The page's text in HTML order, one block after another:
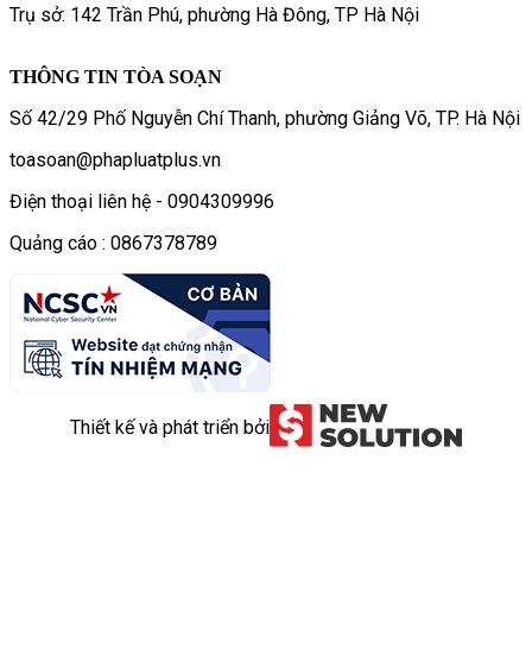
Trụ sở: 142 Trần Phú, phường Hà Đông, TP Hà Nội
THÔNG TIN TÒA SOẠN
Số 42/29 Phố Nguyễn Chí Thanh, phường Giảng Võ, TP. Hà Nội
toasoan@phapluatplus.vn
Điện thoại liên hệ - 0904309996
Quảng cáo : 0867378789
Thiết kế và phát triển bởi